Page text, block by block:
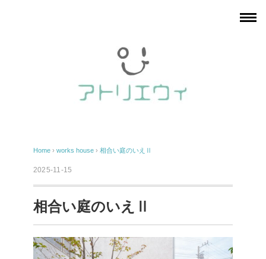
Home › works house › 相合い庭のいえⅡ
2025-11-15
相合い庭のいえⅡ